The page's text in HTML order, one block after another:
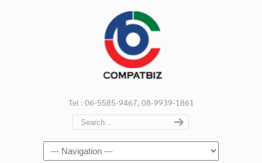
Tel : 06-5585-9467, 08-9939-1861
Navigation